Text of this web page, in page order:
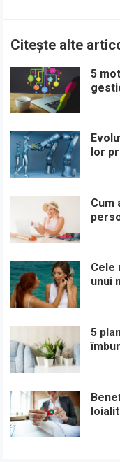
Citește alte
5
lor
Cum
Cele
unui
5